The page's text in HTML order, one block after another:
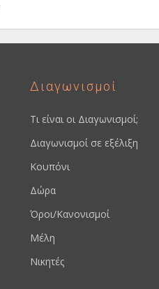
Διαγωνισμοί
Τι είναι οι Διαγωνισμοί;
Διαγωνισμοί σε εξέλιξη
Κουπόνι
Δώρα
Όροι/Κανονισμοί
Μέλη
Νικητές